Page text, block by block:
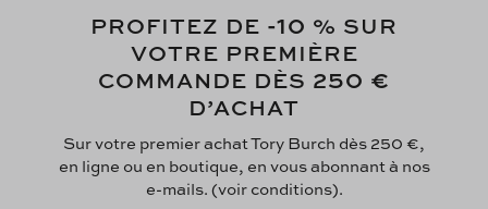
PROFITEZ DE -10 % SUR
VOTRE PREMIÈRE
COMMANDE DÈS 250 €
D’ACHAT
Sur votre premier achat Tory Burch dès 250 €,
en ligne ou en boutique, en vous abonnant à nos
e-mails. (voir conditions).